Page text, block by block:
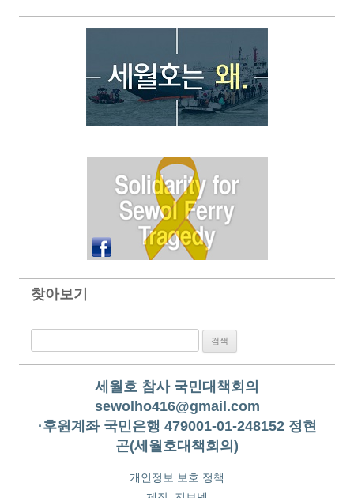
찾아보기
세월호 참사 국민대책회의
sewolho416@gmail.com
·후원계좌 국민은행 479001-01-248152 정현
곤(세월호대책회의)
개인정보 보호 정책